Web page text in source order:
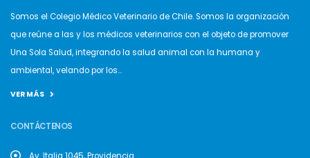
Somos el Colegio Médico Veterinario de Chile. Somos la organización
que reúne a las y los médicos veterinarios con el objeto de promover
Una Sola Salud, integrando la salud animal con la humana y
ambiental, velando por los...
VER MÁS
CONTÁCTENOS